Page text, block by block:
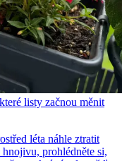
listy začnou měnit
léta náhle ztratit
hnojivu, prohlédněte si,